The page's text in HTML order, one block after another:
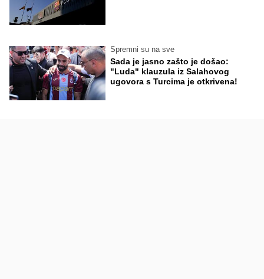
Spremni su na sve
Sada je jasno zašto je došao:
"Luda" klauzula iz Salahovog
ugovora s Turcima je otkrivena!